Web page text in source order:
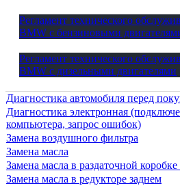
Регламент технического
BMW с бензиновыми
Регламент технического
BMW с дизельными двигателями
Диагностика автомобиля перед
Диагностика электронная
компьютера, запрос ошибок)
Замена воздушного фильтра
Замена масла
Замена масла в раздаточной
Замена масла в редукторе заднем